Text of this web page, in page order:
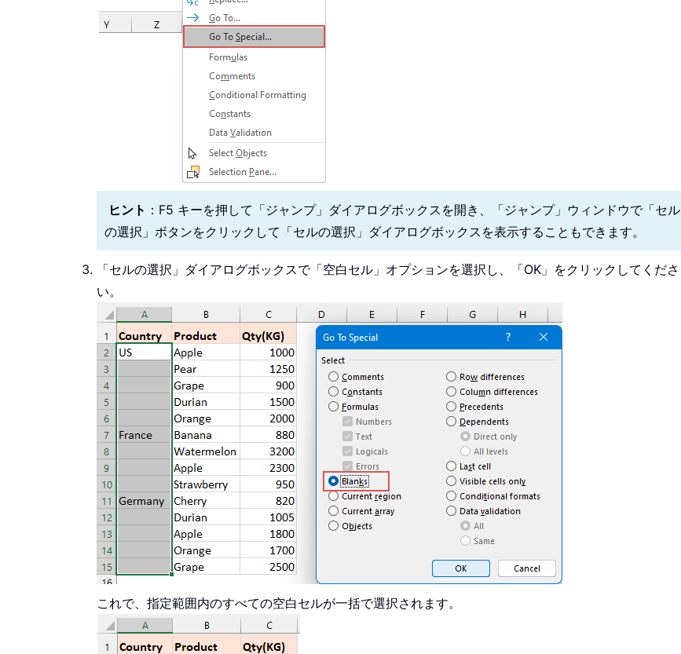
ヒント ：F5 キーを押して「ジャンプ」ダイアログボックスを開き、「ジャンプ」ウィンドウで「セル
の選択」ボタンをクリックして「セルの選択」ダイアログボックスを表示することもできます。
「セルの選択」ダイアログボックスで「空白セル」オプションを選択し、「OK」をクリックしてくださ
い。
これで、指定範囲内のすべての空白セルが一括で選択されます。